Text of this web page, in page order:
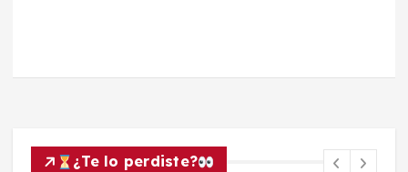
¿Te lo perdiste?